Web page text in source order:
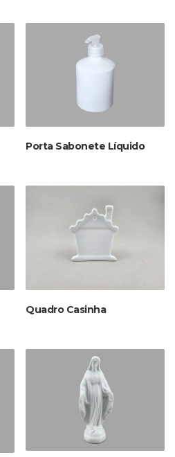
Porta Sabonete Líquido
Quadro Casinha